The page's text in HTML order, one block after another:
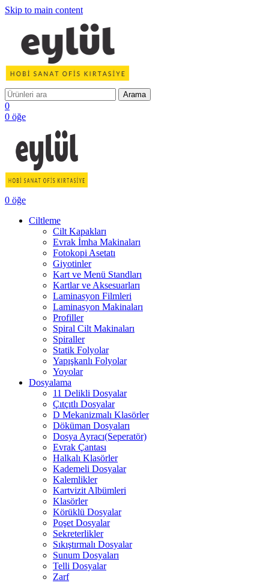
Skip to main content
Arama
0
0 öğe
0 öğe
Ciltleme
Cilt Kapakları
Evrak İmha Makinaları
Fotokopi Asetatı
Giyotinler
Kart ve Menü Standları
Kartlar ve Aksesuarları
Laminasyon Filmleri
Laminasyon Makinaları
Profiller
Spiral Cilt Makinaları
Spiraller
Statik Folyolar
Yapışkanlı Folyolar
Yoyolar
Dosyalama
11 Delikli Dosyalar
Çıtçıtlı Dosyalar
D Mekanizmalı Klasörler
Döküman Dosyaları
Dosya Ayracı(Seperatör)
Evrak Çantası
Halkalı Klasörler
Kademeli Dosyalar
Kalemlikler
Kartvizit Albümleri
Klasörler
Körüklü Dosyalar
Poşet Dosyalar
Sekreterlikler
Sıkıştırmalı Dosyalar
Sunum Dosyaları
Telli Dosyalar
Zarf